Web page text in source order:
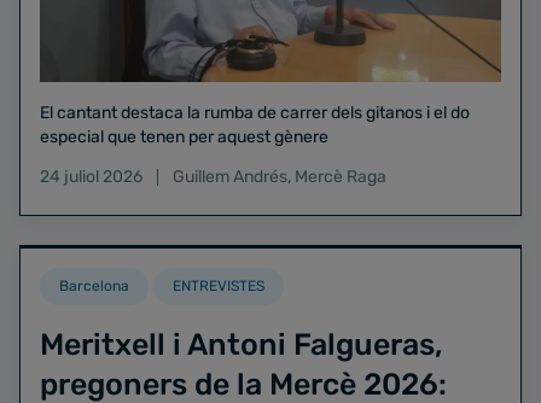
El cantant destaca la rumba de carrer dels gitanos i el do
especial que tenen per aquest gènere
24 juliol 2026
Guillem Andrés, Mercè Raga
Barcelona ENTREVISTES
Meritxell i Antoni Falgueras,
pregoners de la Mercè 2026: